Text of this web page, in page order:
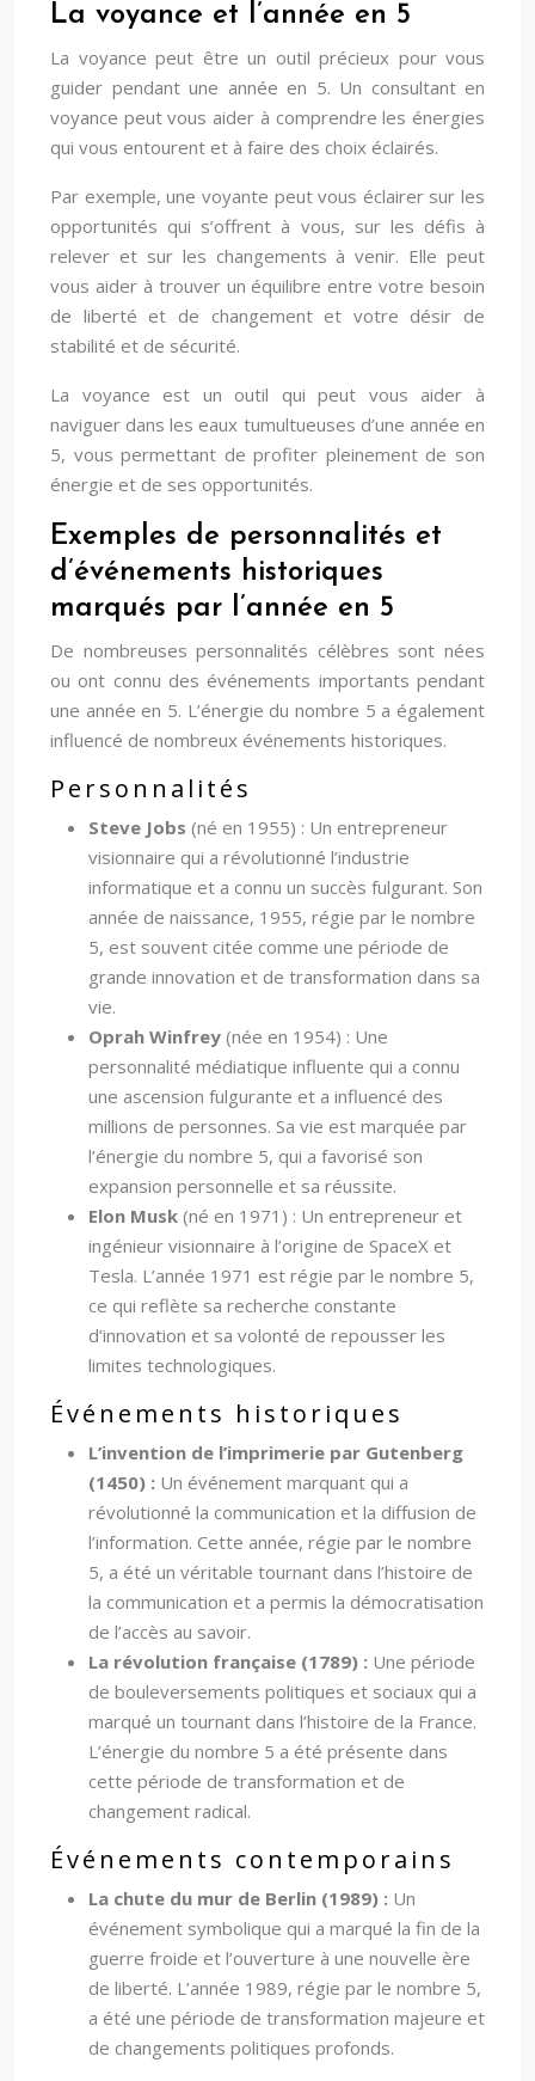
La voyance et l’année en 5
La voyance peut être un outil précieux pour vous
guider pendant une année en 5. Un consultant en
voyance peut vous aider à comprendre les énergies
qui vous entourent et à faire des choix éclairés.
Par exemple, une voyante peut vous éclairer sur les
opportunités qui s’offrent à vous, sur les défis à
relever et sur les changements à venir. Elle peut
vous aider à trouver un équilibre entre votre besoin
de liberté et de changement et votre désir de
stabilité et de sécurité.
La voyance est un outil qui peut vous aider à
naviguer dans les eaux tumultueuses d’une année en
5, vous permettant de profiter pleinement de son
énergie et de ses opportunités.
Exemples de personnalités et
d’événements historiques
marqués par l’année en 5
De nombreuses personnalités célèbres sont nées
ou ont connu des événements importants pendant
une année en 5. L’énergie du nombre 5 a également
influencé de nombreux événements historiques.
Personnalités
Steve Jobs (né en 1955) : Un entrepreneur
visionnaire qui a révolutionné l’industrie
informatique et a connu un succès fulgurant. Son
année de naissance, 1955, régie par le nombre
5, est souvent citée comme une période de
grande innovation et de transformation dans sa
vie.
Oprah Winfrey (née en 1954) : Une
personnalité médiatique influente qui a connu
une ascension fulgurante et a influencé des
millions de personnes. Sa vie est marquée par
l’énergie du nombre 5, qui a favorisé son
expansion personnelle et sa réussite.
Elon Musk (né en 1971) : Un entrepreneur et
ingénieur visionnaire à l’origine de SpaceX et
Tesla. L’année 1971 est régie par le nombre 5,
ce qui reflète sa recherche constante
d’innovation et sa volonté de repousser les
limites technologiques.
Événements historiques
L’invention de l’imprimerie par Gutenberg
(1450) : Un événement marquant qui a
révolutionné la communication et la diffusion de
l’information. Cette année, régie par le nombre
5, a été un véritable tournant dans l’histoire de
la communication et a permis la démocratisation
de l’accès au savoir.
La révolution française (1789) : Une période
de bouleversements politiques et sociaux qui a
marqué un tournant dans l’histoire de la France.
L’énergie du nombre 5 a été présente dans
cette période de transformation et de
changement radical.
Événements contemporains
La chute du mur de Berlin (1989) : Un
événement symbolique qui a marqué la fin de la
guerre froide et l’ouverture à une nouvelle ère
de liberté. L’année 1989, régie par le nombre 5,
a été une période de transformation majeure et
de changements politiques profonds.